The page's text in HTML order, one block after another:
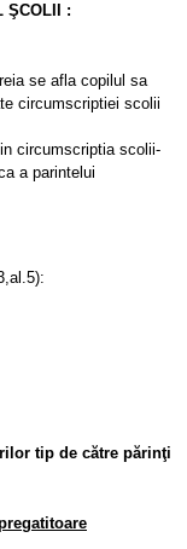
ŞCOLII :
se afla copilul sa
circumscriptiei scolii
circumscriptia scolii-
a parintelui
tip de către părinţi